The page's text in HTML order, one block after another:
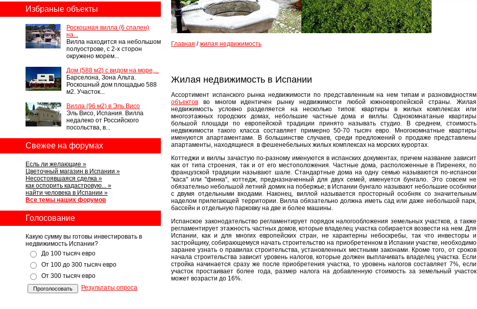
Избраные объекты
Роскошная вилла (6 спален)
на...
Вилла находится на небольшом
полуострове, с 2-х сторон
окружено морем...
Дом (588 м2) с видом на море,...
Барселона, Зона Альта.
Роскошный дом площадью 588
м2. Участок...
Вилла (96 м2) в Эль Висо
Эль Висо, Испания. Вилла
недалеко от Российского
посольства, в...
Свежее на форумах
Есль ли желающие »
Цветочный магазин в Испании »
Несостоявшаяся сделка »
как оспорить кадастровую... »
найти человека в Испании »
Все темы наших форумов
Голосование
Какую сумму вы готовы инвестировать в
недвижимость Испании?
До 100 тысяч евро
От 100 до 300 тысяч евро
От 300 тысяч евро
Результаты опроса
Главная /жилая недвижимость
Жилая недвижимость в Испании
Ассортимент испанского рынка недвижимости по представленным на нем типам и разновидностям
объектов во многом идентичен рынку недвижимости любой южноевропейской страны. Жилая
недвижимость условно разделяется на несколько типов: квартиры в жилых комплексах или
многоэтажных городских домах, небольшие частные дома и виллы. Однокомнатаные квартиры
большой площади по европейской традиции принято называть студио. В среднем, стоимость
недвижимости такого класса составляет примерно 50-70 тысяч евро. Многокомнатные квартиры
именуются апартаментами. В большинстве случаев, среди предложений о продаже представлены
апартаменты, находящиеся в фешенебельных жилых комплексах на морских курортах.
Коттеджи и виллы зачастую по-разному именуются в испанских документах, причем название зависит
как от типа строения, так и от его местоположения. Частные дома, расположенные в Пиренеях, по
французской традиции называют шале. Стандартные дома на одну семью называются по-испански
"каса" или "финка", коттедж, предназначенный для двух семей, именуется бунгало. Это совсем не
обязателньо небольшой летний домик на побержье; в Испании бунгало называют небольшие особняки
с двумя отдельными входами. Наконец, виллой называется просторный особняк со значительным
наделом прилегающей территории. Вилла обязательно должна иметь сад или даже небольшой парк,
бассейн и отдельную парковку на две и более машины.
Испанское законодательство регламентирует порядок налогообложения земельных участков, а также
регламентирует этажность частных домов, которые владелец участка собирается возвести на нем. Для
Испании, как и для многих европейских стран, не характерны небоскребы, так что инвесторы и
застройщику, собирающемуся начать строительство на приобретенном в Испании участке, необходимо
заранее узнать о правилах строительства, установленных местными законами. Кроме того, от сроков
начала строительства зависит уровень налогов, которые должен выплачивать владелец участка. Если
стройка начинается сразу же после приобретения участка, то уровень налогов составляет 7%, если
участок простаивает более года, размер налога на добавленную стоимость за земельный участок
может возрасти до 16%.